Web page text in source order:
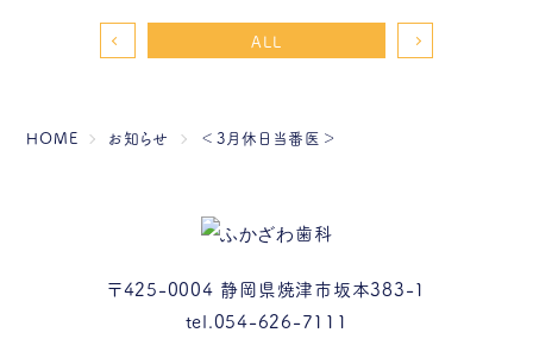
ALL
HOME お知らせ ＜3月休日当番医＞
〒425-0004 静岡県焼津市坂本383-1
tel.054-626-7111